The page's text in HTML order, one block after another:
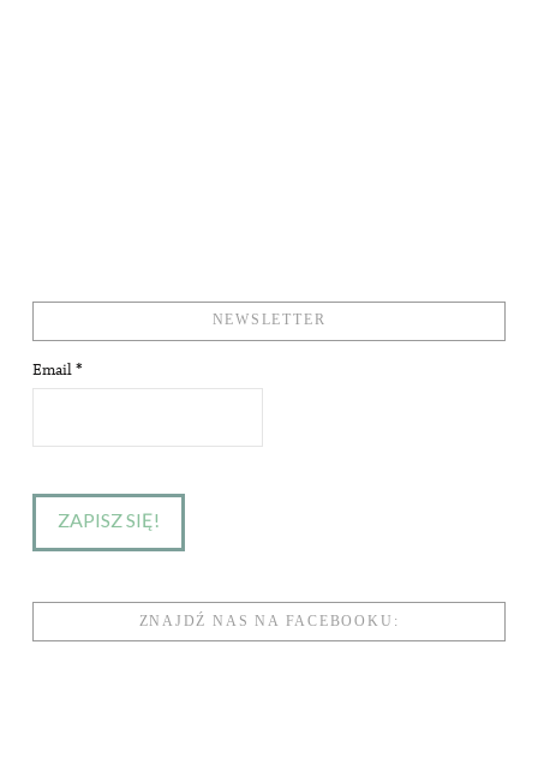
NEWSLETTER
Email*
ZNAJDŹ NAS NA FACEBOOKU: